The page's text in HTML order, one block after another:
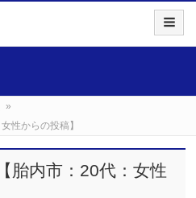
»
性からの投稿】
胎内市：20代：女性